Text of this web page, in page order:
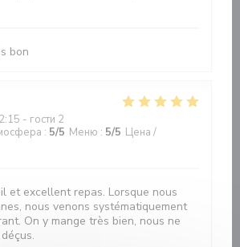
bon
- гости 2
: 5/5 Меню : 5/5 Цена /
et excellent repas. Lorsque nous
nous venons systématiquement
On y mange très bien, nous ne